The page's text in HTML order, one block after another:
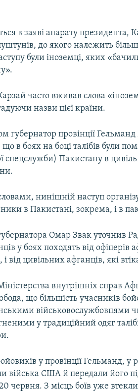
в заяві апарату президента,
до якого належить
були іноземці, яких
часто вживав слова
назви цієї країни.
губернатор провінції
в боях на боці талібів були
спецслужби) Пакистану в
нинішній наступ
в Пакистані, зокрема, і в
Омар Звак уточнив
у боях походять від офіцерів
і від цивільних афганців, які
внутрішніх справ
що більшість учасників
військовослужбовцями
у традиційний одяг
у провінції Гельманд, у
війська США й передали його
червня. З місць боїв уже